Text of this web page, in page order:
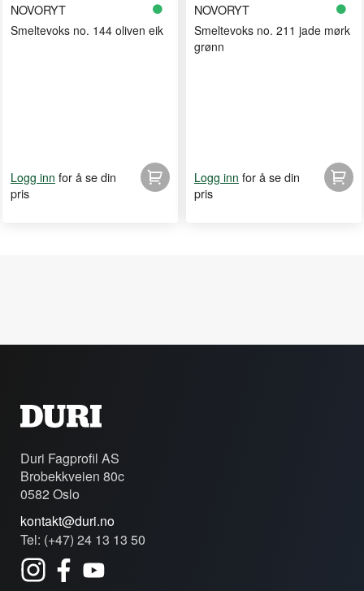
NOVORYT
Smeltevoks no. 144 oliven eik
Logg inn for å se din
pris
NOVORYT
Smeltevoks no. 211 jade mørk
grønn
Logg inn for å se din
pris
Duri Fagprofil AS
Brobekkveien 80c
0582 Oslo
kontakt@duri.no
Tel: (+47) 24 13 13 50